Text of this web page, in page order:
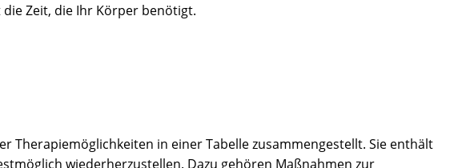
Zeit, die Ihr Körper benötigt.
Therapiemöglichkeiten in einer Tabelle zusammengestellt. Sie enthält
wiederherzustellen. Dazu gehören Maßnahmen zur